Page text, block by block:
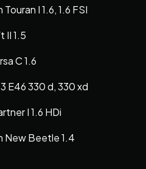
I 1.6, 1.6 FSI
II 1.5
C 1.6
E46 330 d, 330 xd
I 1.6 HDi
New Beetle 1.4